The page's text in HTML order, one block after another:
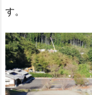
す。